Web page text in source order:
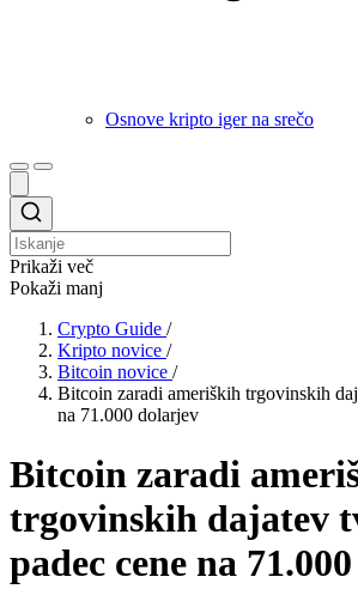
Osnove kripto iger na srečo
Prikaži več
Pokaži manj
Crypto Guide /
Kripto novice /
Bitcoin novice /
Bitcoin zaradi ameriških trgovinskih
na 71.000 dolarjev
Bitcoin zaradi
trgovinskih dajatev
padec cene na